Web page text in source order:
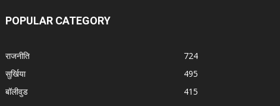
POPULAR CATEGORY
राजनीति
724
सुर्खिया
495
बॉलीवुड
415